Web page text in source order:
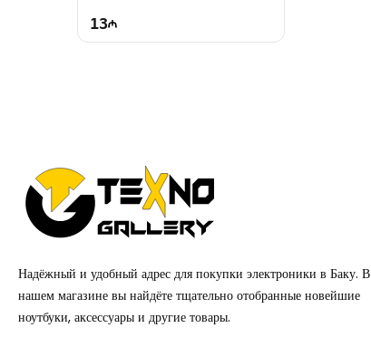
13
Надёжный и удобный адрес для покупки электроники в Баку. В
нашем магазине вы найдёте тщательно отобранные новейшие
ноутбуки, аксессуары и другие товары.